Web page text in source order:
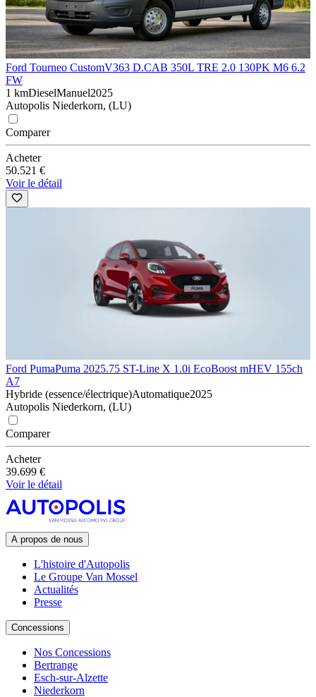
Ford Tourneo CustomV363 D.CAB 350L TRE 2.0 130PK M6 6.2
FW
1 kmDieselManuel2025
Autopolis Niederkorn, (LU)
Comparer
Acheter
50.521 €
Voir le détail
Ford PumaPuma 2025.75 ST-Line X 1.0i EcoBoost mHEV 155ch
A7
Hybride (essence/électrique)Automatique2025
Autopolis Niederkorn, (LU)
Comparer
Acheter
39.699 €
Voir le détail
A propos de nous
L'histoire d'Autopolis
Le Groupe Van Mossel
Actualités
Presse
Concessions
Nos Concessions
Bertrange
Esch-sur-Alzette
Niederkorn